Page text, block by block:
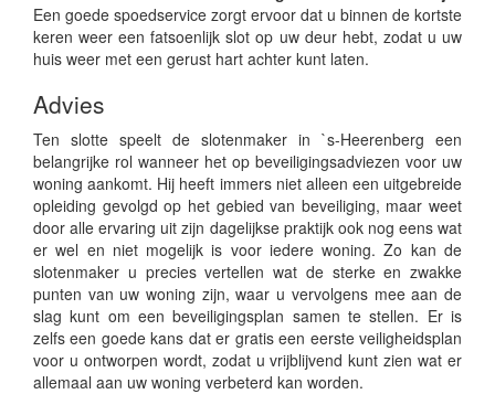
Een goede spoedservice zorgt ervoor dat u binnen de kortste
keren weer een fatsoenlijk slot op uw deur hebt, zodat u uw
huis weer met een gerust hart achter kunt laten.
Advies
Ten slotte speelt de slotenmaker in `s-Heerenberg een
belangrijke rol wanneer het op beveiligingsadviezen voor uw
woning aankomt. Hij heeft immers niet alleen een uitgebreide
opleiding gevolgd op het gebied van beveiliging, maar weet
door alle ervaring uit zijn dagelijkse praktijk ook nog eens wat
er wel en niet mogelijk is voor iedere woning. Zo kan de
slotenmaker u precies vertellen wat de sterke en zwakke
punten van uw woning zijn, waar u vervolgens mee aan de
slag kunt om een beveiligingsplan samen te stellen. Er is
zelfs een goede kans dat er gratis een eerste veiligheidsplan
voor u ontworpen wordt, zodat u vrijblijvend kunt zien wat er
allemaal aan uw woning verbeterd kan worden.